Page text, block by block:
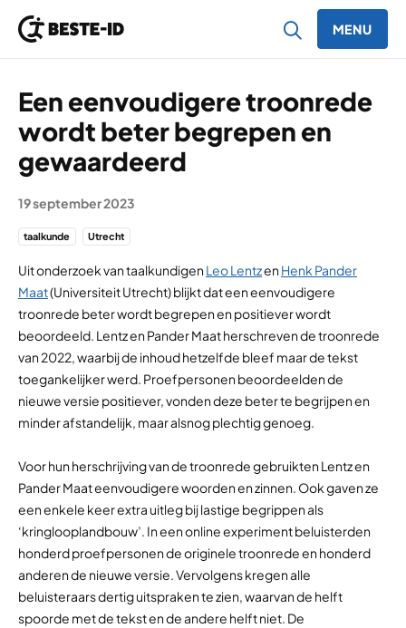
MENU
Een eenvoudigere troonrede
wordt beter begrepen en
gewaardeerd
19 september 2023
taalkunde Utrecht
Uit onderzoek van taalkundigen Leo Lentzen Henk Pander
Maat(Universiteit Utrecht) blijkt dat een eenvoudigere
troonrede beter wordt begrepen en positiever wordt
beoordeeld. Lentz en Pander Maat herschreven de troonrede
van 2022, waarbij de inhoud hetzelfde bleef maar de tekst
toegankelijker werd. Proefpersonen beoordeelden de
nieuwe versie positiever, vonden deze beter te begrijpen en
minder afstandelijk, maar alsnog plechtig genoeg.
Voor hun herschrijving van de troonrede gebruikten Lentz en
Pander Maat eenvoudigere woorden en zinnen. Ook gaven ze
een enkele keer extra uitleg bij lastige begrippen als
‘kringlooplandbouw’. In een online experiment beluisterden
honderd proefpersonen de originele troonrede en honderd
anderen de nieuwe versie. Vervolgens kregen alle
beluisteraars dertig uitspraken te zien, waarvan de helft
spoorde met de tekst en de andere helft niet. De